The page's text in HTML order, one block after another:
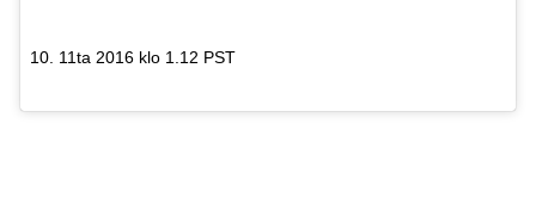
10. 11ta 2016 klo 1.12 PST